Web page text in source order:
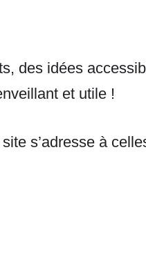
des idées
et utile !
s’adresse à